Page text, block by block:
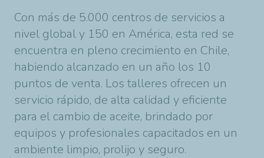
Con más de 5.000 centros de servicios a
nivel global y 150 en América, esta red se
encuentra en pleno crecimiento en Chile,
habiendo alcanzado en un año los 10
puntos de venta. Los talleres ofrecen un
servicio rápido, de alta calidad y eficiente
para el cambio de aceite, brindado por
equipos y profesionales capacitados en un
ambiente limpio, prolijo y seguro.